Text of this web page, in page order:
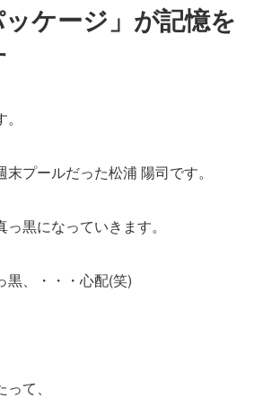
ッケージ」が記憶を
プールだった松浦 陽司です。
黒になっていきます。
黒、・・・心配(笑)
て、